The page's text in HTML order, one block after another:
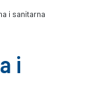
i sanitarna
i